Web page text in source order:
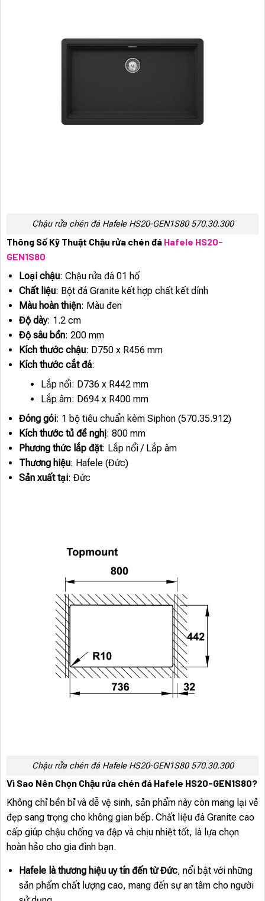
Chậu rửa chén đá Hafele HS20-GEN1S80 570.30.300
Thông Số Kỹ Thuật Chậu rửa chén đá Hafele HS20-
GEN1S80
Loại chậu: Chậu rửa đá 01 hố
Chất liệu: Bột đá Granite kết hợp chất kết dính
Màu hoàn thiện: Màu đen
Độ dày: 1.2 cm
Độ sâu bồn: 200 mm
Kích thước chậu: D750 x R456 mm
Kích thước cắt đá:
Lắp nổi: D736 x R442 mm
Lắp âm: D694 x R400 mm
Đóng gói: 1 bộ tiêu chuẩn kèm Siphon (570.35.912)
Kích thước tủ đề nghị: 800 mm
Phương thức lắp đặt: Lắp nổi / Lắp âm
Thương hiệu: Hafele (Đức)
Sản xuất tại: Đức
Chậu rửa chén đá Hafele HS20-GEN1S80 570.30.300
Vì Sao Nên Chọn Chậu rửa chén đá Hafele HS20-GEN1S80?
Không chỉ bền bỉ và dễ vệ sinh, sản phẩm này còn mang lại vẻ
đẹp sang trọng cho không gian bếp. Chất liệu đá Granite cao
cấp giúp chậu chống va đập và chịu nhiệt tốt, là lựa chọn
hoàn hảo cho gia đình bạn.
Hafele là thương hiệu uy tín đến từ Đức, nổi bật với những
sản phẩm chất lượng cao, mang đến sự an tâm cho người